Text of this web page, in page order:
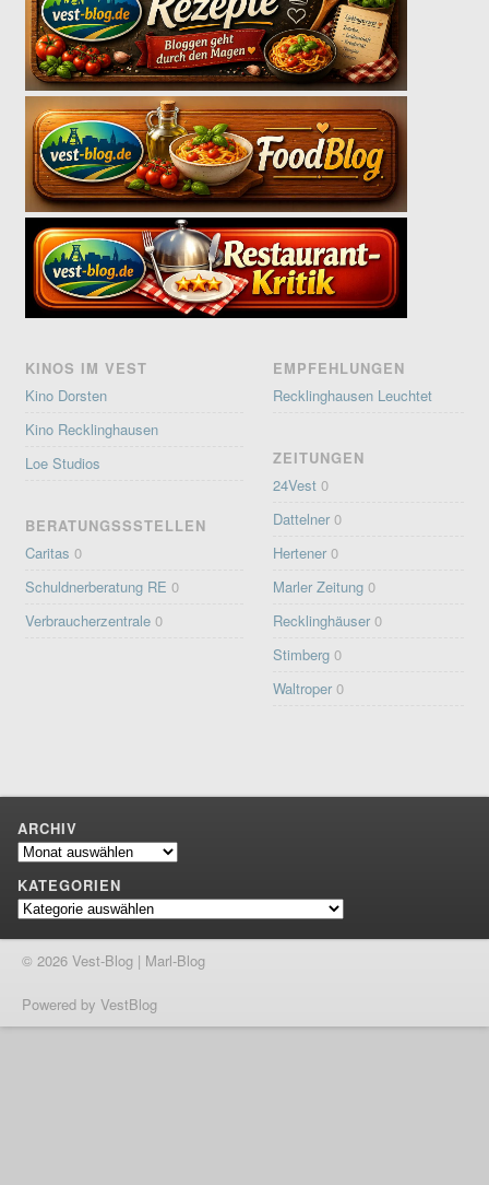
KINOS IM VEST
Kino Dorsten
Kino Recklinghausen
Loe Studios
BERATUNGSSSTELLEN
Caritas 0
Schuldnerberatung RE 0
Verbraucherzentrale 0
EMPFEHLUNGEN
Recklinghausen Leuchtet
ZEITUNGEN
24Vest 0
Dattelner 0
Hertener 0
Marler Zeitung 0
Recklinghäuser 0
Stimberg 0
Waltroper 0
ARCHIV
Archiv
KATEGORIEN
Kategorien
© 2026 Vest-Blog | Marl-Blog
Powered by VestBlog